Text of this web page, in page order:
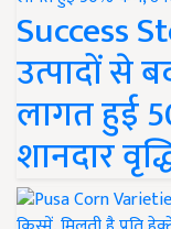
Success
उत्पादों से
लागत हुई
शानदार